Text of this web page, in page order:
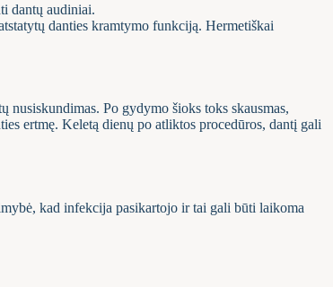
dantų audiniai.
danties kramtymo funkciją. Hermetiškai
nusiskundimas. Po gydymo šioks toks skausmas,
ertmę. Keletą dienų po atliktos procedūros, dantį gali
kad infekcija pasikartojo ir tai gali būti laikoma